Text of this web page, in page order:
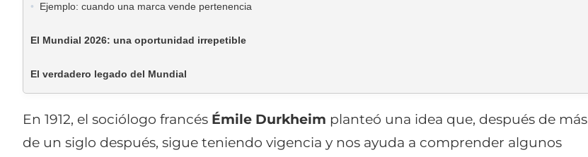
Ejemplo: cuando una marca vende pertenencia
El Mundial 2026: una oportunidad irrepetible
El verdadero legado del Mundial
En 1912, el sociólogo francés Émile Durkheim planteó una idea que, después de más
de un siglo después, sigue teniendo vigencia y nos ayuda a comprender algunos